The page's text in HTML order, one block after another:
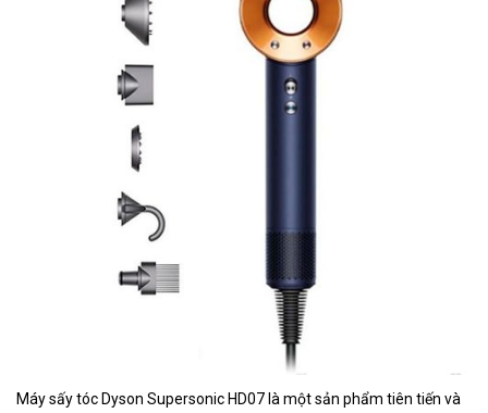
Máy sấy tóc Dyson Supersonic HD07 là một sản phẩm tiên tiến và